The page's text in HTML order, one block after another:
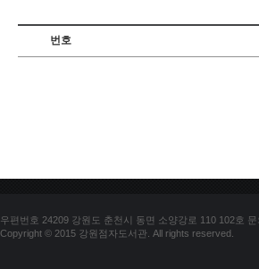
번호
우편번호 24209 강원도 춘천시 동면 소양강로 110 102호
Copyright © 2015 강원점자도서관. All rights reserved.